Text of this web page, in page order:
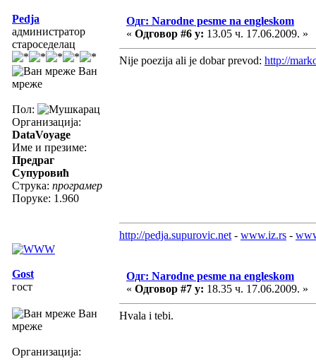
Pedja
администратор
староседелац
Ван
мреже
Пол:
Организација:
DataVoyage
Име и презиме:
Предраг
Супуровић
Струка: програмер
Поруке: 1.960
Одг: Narodne pesme na engleskom
« Одговор #6 у: 13.05 ч. 17.06.2009. »
Nije poezija ali je dobar prevod: http://
http://pedja.supurovic.net - www.iz.rs -
Gost
гост
Ван
мреже
Организација:
Одг: Narodne pesme na engleskom
« Одговор #7 у: 18.35 ч. 17.06.2009. »
Hvala i tebi.